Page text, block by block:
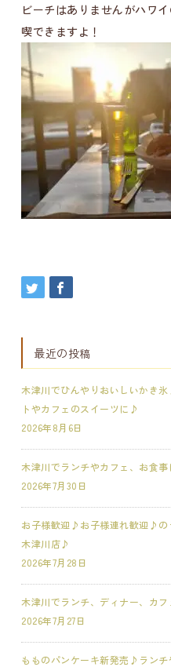
ビーチはありませんがハワ
喫できますよ！
最近の投稿
木津川でひんやりおいしいかき
トやカフェのスイーツに♪
2026年8月6日
木津川でランチやカフェ、お食
2026年7月30日
お子様歓迎♪お子様連れ歓迎♪の
木津川店♪
2026年7月28日
木津川でランチ、ディナー、カフ
2026年7月27日
もものパンケーキ新発売♪ラン